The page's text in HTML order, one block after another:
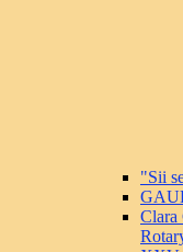
"Sii
Clara